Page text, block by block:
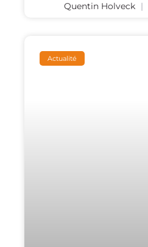
Quentin Holveck
Actualité